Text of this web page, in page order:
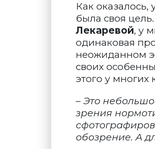
Как
была своя
Лекаревой, у
одинаковая
неожиданном
своих
этого у многих
– Это
зрения
обозрение. А